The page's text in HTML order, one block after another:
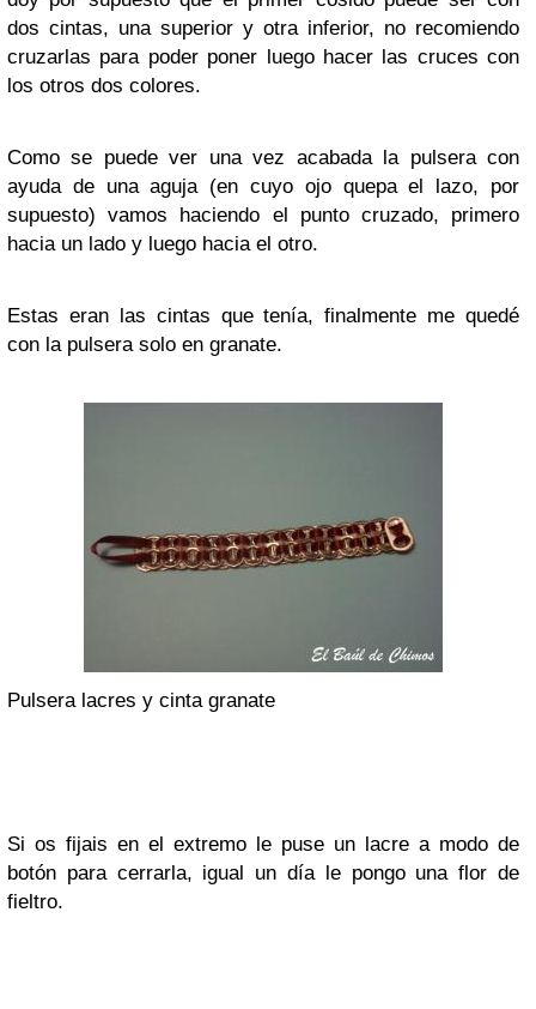
dos cintas, una superior y otra inferior, no recomiendo
cruzarlas para poder poner luego hacer las cruces con
los otros dos colores.
Como se puede ver una vez acabada la pulsera con
ayuda de una aguja (en cuyo ojo quepa el lazo, por
supuesto) vamos haciendo el punto cruzado, primero
hacia un lado y luego hacia el otro.
Estas eran las cintas que tenía, finalmente me quedé
con la pulsera solo en granate.
Pulsera lacres y cinta granate
Si os fijais en el extremo le puse un lacre a modo de
botón para cerrarla, igual un día le pongo una flor de
fieltro.